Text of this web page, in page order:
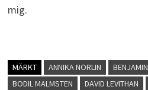
mig.
MÄRKT ANNIKA NORLIN
BODIL MALMSTEN
DAVID LEVITHAN